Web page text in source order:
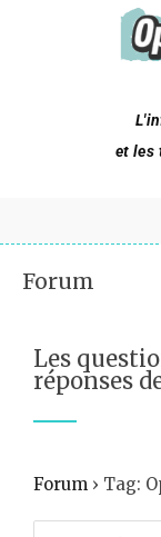
et les
Forum
Les
réponses
Forum › Tag: